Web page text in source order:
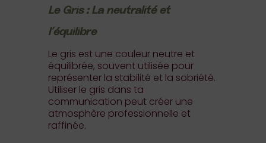
Le Gris : La neutralité et
l’équilibre
Le gris est une couleur neutre et
équilibrée, souvent utilisée pour
représenter la stabilité et la sobriété.
Utiliser le gris dans ta
communication peut créer une
atmosphère professionnelle et
raffinée.